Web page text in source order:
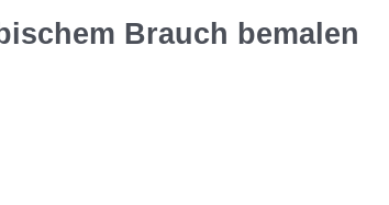
Brauch bemalen